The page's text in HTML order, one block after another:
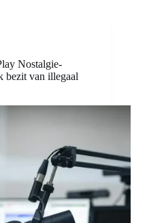
Nostalgie-
bezit van illegaal